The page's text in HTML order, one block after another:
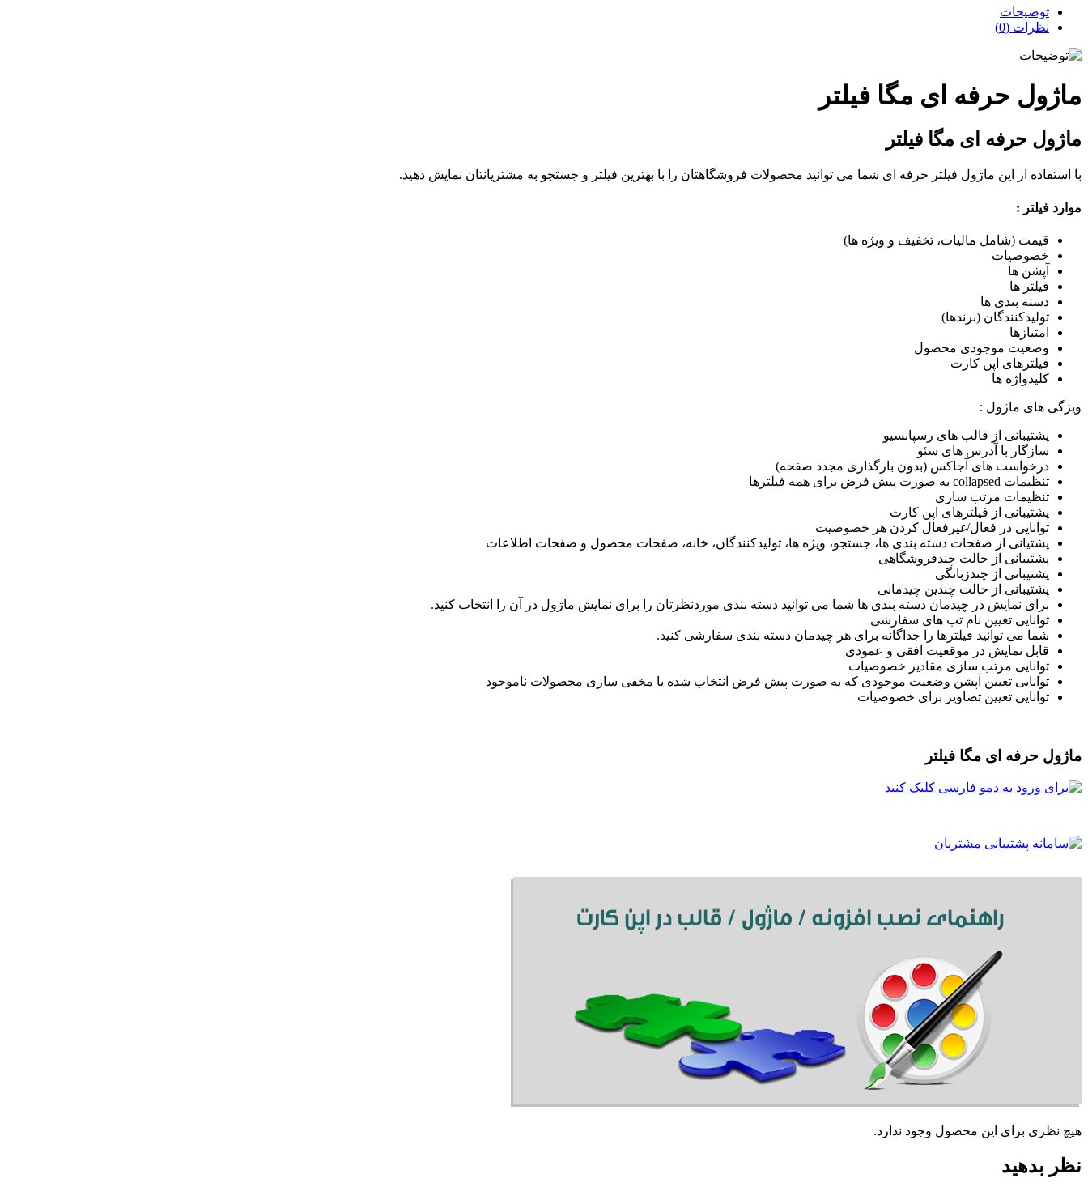
توضیحات
نظرات (0)
ماژول حرفه ای مگا فیلتر
ماژول حرفه ای مگا فیلتر
با استفاده از این ماژول فیلتر حرفه ای شما می توانید محصولات فروشگاهتان را با بهترین فیلتر و جستجو به مشتریانتان نمایش دهید.
موارد فیلتر :
قیمت (شامل مالیات، تخفیف و ویژه ها)
خصوصیات
آپشن ها
فیلتر ها
دسته بندی ها
تولیدکنندگان (برندها)
امتیازها
وضعیت موجودی محصول
فیلترهای اپن کارت
کلیدواژه ها
ویژگی های ماژول :
پشتیبانی از قالب های رسپانسیو
سازگار با آدرس های سئو
درخواست های آجاکس (بدون بارگذاری مجدد صفحه)
تنظیمات collapsed به صورت پیش فرض برای همه فیلترها
تنظیمات مرتب سازی
پشتیبانی از فیلترهای اپن کارت
توانایی در فعال/غیرفعال کردن هر خصوصیت
پشتیانی از صفحات دسته بندی ها، جستجو، ویژه ها، تولیدکنندگان، خانه، صفحات محصول و صفحات اطلاعات
پشتیبانی از حالت چندفروشگاهی
پشتیبانی از چندزبانگی
پشتیبانی از حالت چندین چیدمانی
برای نمایش در چیدمان دسته بندی ها شما می توانید دسته بندی موردنظرتان را برای نمایش ماژول در آن را انتخاب کنید.
توانایی تعیین نام تب های سفارشی
شما می توانید فیلترها را جداگانه برای هر چیدمان دسته بندی سفارشی کنید.
قابل نمایش در موقعیت افقی و عمودی
توانایی مرتب سازی مقادیر خصوصیات
توانایی تعیین آپشن وضعیت موجودی که به صورت پیش فرض انتخاب شده یا مخفی سازی محصولات ناموجود
توانایی تعیین تصاویر برای خصوصیات
ماژول حرفه ای مگا فیلتر
هیچ نظری برای این محصول وجود ندارد.
نظر بدهید